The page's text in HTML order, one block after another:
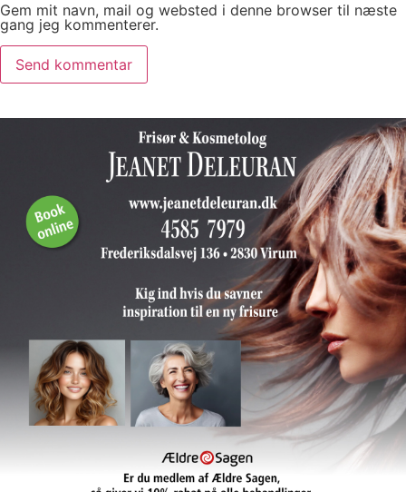
Gem mit navn, mail og websted i denne browser til næste
gang jeg kommenterer.